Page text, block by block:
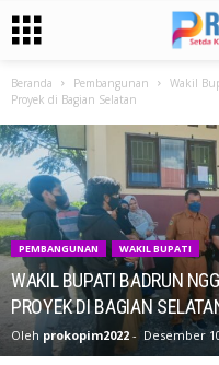
Beranda Pembangunan
Wakil
Proyek di Bagian Selatan
PEMBANGUNAN WAKIL BUPATI
WAKIL BUPATI BADRUN
PROYEK DI BAGIAN
Oleh prokopim2022 - Desember